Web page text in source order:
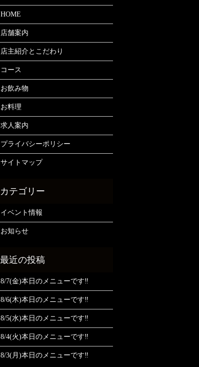
HOME
店舗案内
店主紹介とこだわり
コース
お飲み物
お料理
求人案内
プライバシーポリシー
サイトマップ
イベント情報
お知らせ
8/7(金)本日のメニューです‼️
8/6(木)本日のメニューです‼️
8/5(水)本日のメニューです‼️
8/4(火)本日のメニューです‼️
8/3(月)本日のメニューです‼️